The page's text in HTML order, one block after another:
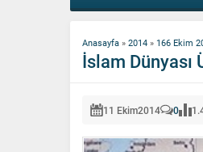
Anasayfa » 2014 » 166 Ekim
İslam Dünyası
11 Ekim2014 0